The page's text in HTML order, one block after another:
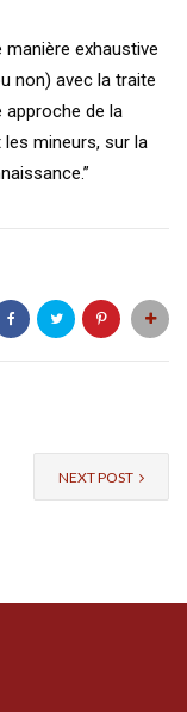
manière exhaustive
non) avec la traite
approche de la
mineurs, sur la
NEXT POST